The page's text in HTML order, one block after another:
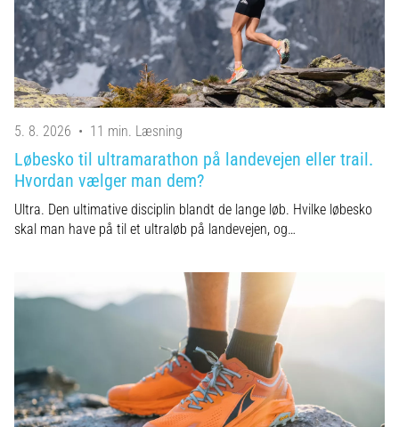
korrekt,
hvor
bruges
den…
•
8 min. Læsning
Løberknæ:
Årsager,
behandling
Løberknæ,
iliotibialbåndsyndrom
(ITBS),
er
5. 8. 2026 • 11 min. Læsning
Løbesko til ultramarathon på landevejen eller trail.
Hvordan vælger man dem?
Ultra. Den ultimative disciplin blandt de lange løb. Hvilke løbesko
skal man have på til et ultraløb på landevejen, og…